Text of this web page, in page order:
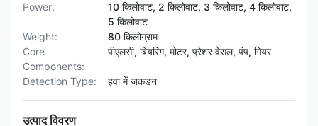
Power:
10 किलोवाट, 2 किलोवाट, 3 किलोवाट, 4 किलोवाट,
5 किलोवाट
Weight:
80 किलोग्राम
Core
Components:
पीएलसी, बियरिंग, मोटर, प्रेशर वेसल, पंप, गियर
Detection Type: हवा में जकड़न
उत्पाद विवरण